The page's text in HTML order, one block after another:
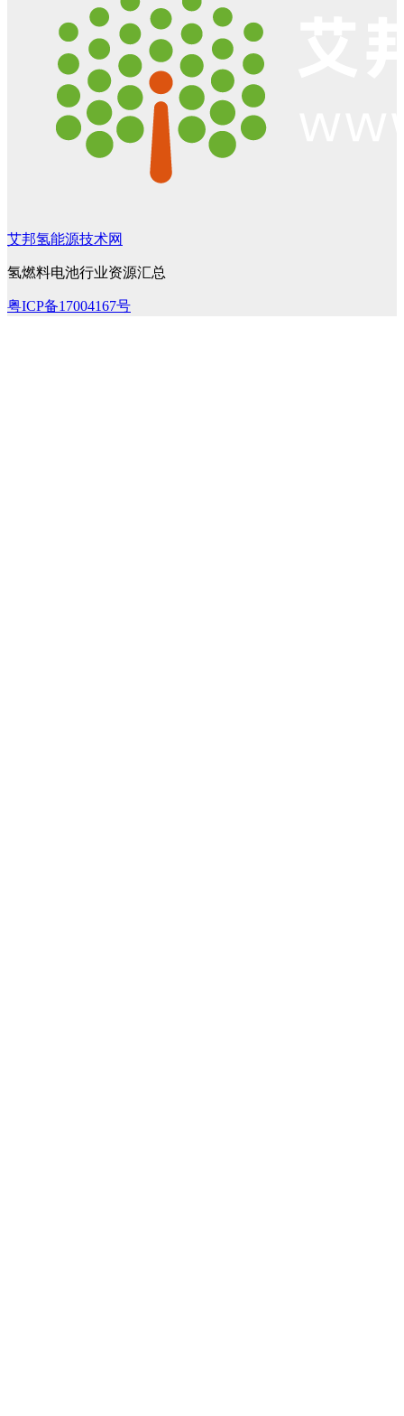
艾邦氢能源技术网
氢燃料电池行业资源汇总
粤ICP备17004167号